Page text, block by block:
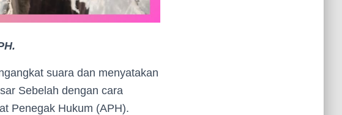
suara dan menyatakan
Sebelah dengan cara
Penegak Hukum (APH).